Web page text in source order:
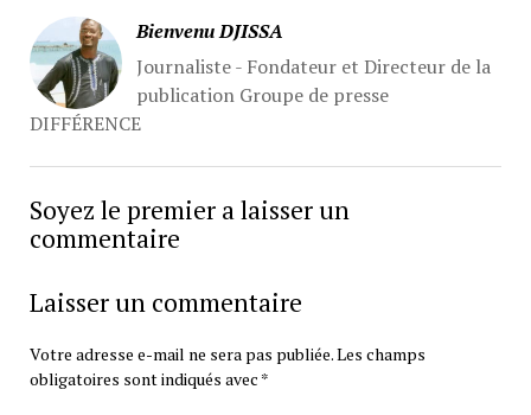
Bienvenu DJISSA
Journaliste - Fondateur et Directeur de la
publication Groupe de presse
DIFFÉRENCE
Soyez le premier a laisser un
commentaire
Laisser un commentaire
Votre adresse e-mail ne sera pas publiée.Les champs
obligatoires sont indiqués avec *